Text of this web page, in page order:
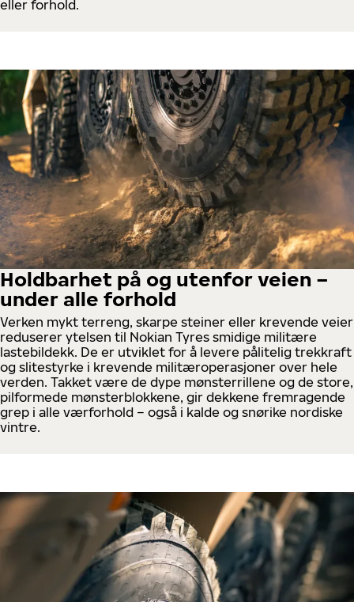
eller forhold.
Holdbarhet på og utenfor veien –
under alle forhold
Verken mykt terreng, skarpe steiner eller krevende veier
reduserer ytelsen til Nokian Tyres smidige militære
lastebildekk. De er utviklet for å levere pålitelig trekkraft
og slitestyrke i krevende militæroperasjoner over hele
verden. Takket være de dype mønsterrillene og de store,
pilformede mønsterblokkene, gir dekkene fremragende
grep i alle værforhold – også i kalde og snørike nordiske
vintre.